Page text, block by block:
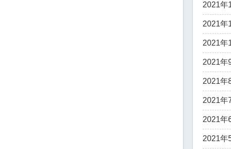
2021年
2021年
2021年
2021年
2021年
2021年
2021年
2021年